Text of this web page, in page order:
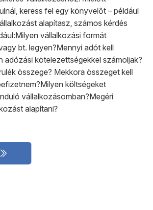
keress fel egy könyvelőt – például
alapítasz, számos kérdés
vállalkozási formát
bt. legyen?Mennyi adót kell
adózási kötelezettségekkel számoljak?
összege? Mekkora összeget kell
költségeket
vállalkozásomban?Megéri
alapítani?